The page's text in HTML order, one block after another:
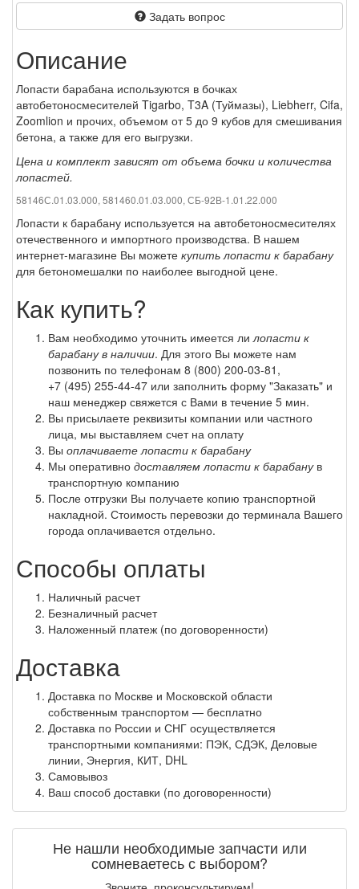
Задать вопрос
Описание
Лопасти барабана используются в бочках
автобетоносмесителей Tigarbo, T3A (Туймазы), Liebherr, Cifa,
Zoomlion и прочих, объемом от 5 до 9 кубов для смешивания
бетона, а также для его выгрузки.
Цена и комплект зависят от объема бочки и количества
лопастей.
58146С.01.03.000, 581460.01.03.000, СБ-92В-1.01.22.000
Лопасти к барабану используется на автобетоносмесителях
отечественного и импортного производства. В нашем
интернет-магазине Вы можете купить лопасти к барабану
для бетономешалки по наиболее выгодной цене.
Как купить?
Вам необходимо уточнить имеется ли лопасти к
барабану в наличии. Для этого Вы можете нам
позвонить по телефонам 8 (800) 200-03-81 ,
+7 (495) 255-44-47 или заполнить форму "Заказать" и
наш менеджер свяжется с Вами в течение 5 мин.
Вы присылаете реквизиты компании или частного
лица, мы выставляем счет на оплату
Вы оплачиваете лопасти к барабану
Мы оперативно доставляем лопасти к барабанув
транспортную компанию
После отгрузки Вы получаете копию транспортной
накладной. Стоимость перевозки до терминала Вашего
города оплачивается отдельно.
Способы оплаты
Наличный расчет
Безналичный расчет
Наложенный платеж (по договоренности)
Доставка
Доставка по Москве и Московской области
собственным транспортом — бесплатно
Доставка по России и СНГ осуществляется
транспортными компаниями: ПЭК, СДЭК, Деловые
линии, Энергия, КИТ, DHL
Самовывоз
Ваш способ доставки (по договоренности)
Не нашли необходимые запчасти или
сомневаетесь с выбором?